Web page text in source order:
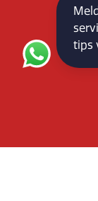
E-
tips